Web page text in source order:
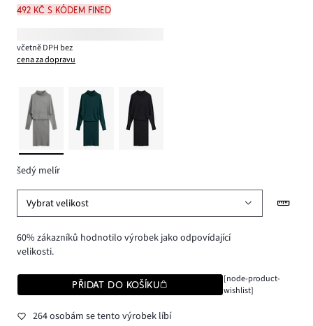
492 Kč s kódem FINED
včetně DPH bez
cena za dopravu
šedý melír
Vybrat velikost
60% zákazníků hodnotilo výrobek jako odpovídající
velikosti.
PŘIDAT DO KOŠÍKU
[node-product-
wishlist]
264 osobám se tento výrobek líbí